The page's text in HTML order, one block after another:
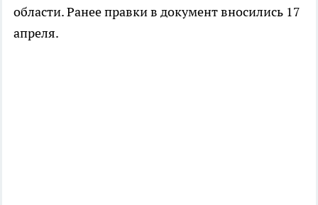
области. Ранее правки в документ вносились 17
апреля.